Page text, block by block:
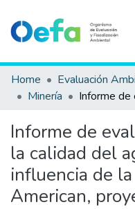
Communities & Collections
All of DSpace
Estad. Externas
Guias ▾
Home Evaluación
Minería
Informe de
la calidad del
influencia de
American,